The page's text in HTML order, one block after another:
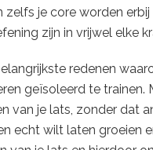
zelfs je core worden
zijn in vrijwel elke
redenen
geïsoleerd te
van je lats, zonder dat
echt wilt laten groeien